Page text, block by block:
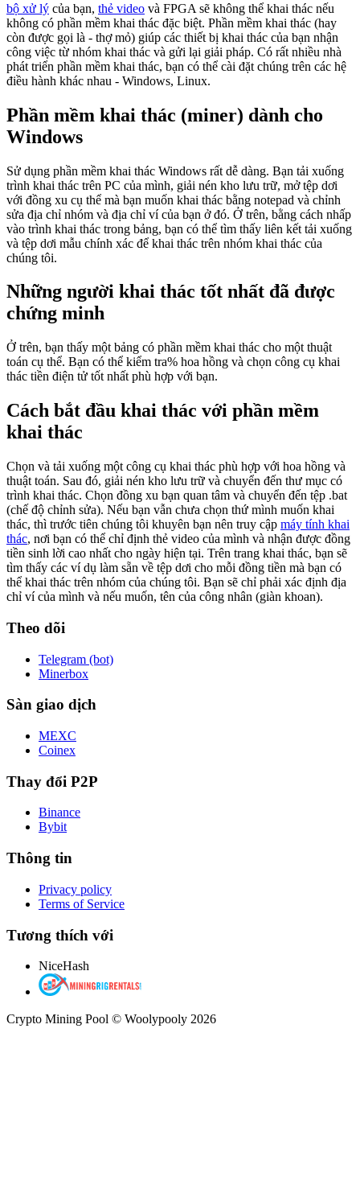
bộ xử lý của bạn, thẻ video và FPGA sẽ không thể khai thác nếu
không có phần mềm khai thác đặc biệt. Phần mềm khai thác (hay
còn được gọi là - thợ mỏ) giúp các thiết bị khai thác của bạn nhận
công việc từ nhóm khai thác và gửi lại giải pháp. Có rất nhiều nhà
phát triển phần mềm khai thác, bạn có thể cài đặt chúng trên các hệ
điều hành khác nhau - Windows, Linux.
Phần mềm khai thác (miner) dành cho
Windows
Sử dụng phần mềm khai thác Windows rất dễ dàng. Bạn tải xuống
trình khai thác trên PC của mình, giải nén kho lưu trữ, mở tệp dơi
với đồng xu cụ thể mà bạn muốn khai thác bằng notepad và chỉnh
sửa địa chỉ nhóm và địa chỉ ví của bạn ở đó. Ở trên, bằng cách nhấp
vào trình khai thác trong bảng, bạn có thể tìm thấy liên kết tải xuống
và tệp dơi mẫu chính xác để khai thác trên nhóm khai thác của
chúng tôi.
Những người khai thác tốt nhất đã được
chứng minh
Ở trên, bạn thấy một bảng có phần mềm khai thác cho một thuật
toán cụ thể. Bạn có thể kiểm tra% hoa hồng và chọn công cụ khai
thác tiền điện tử tốt nhất phù hợp với bạn.
Cách bắt đầu khai thác với phần mềm
khai thác
Chọn và tải xuống một công cụ khai thác phù hợp với hoa hồng và
thuật toán. Sau đó, giải nén kho lưu trữ và chuyển đến thư mục có
trình khai thác. Chọn đồng xu bạn quan tâm và chuyển đến tệp .bat
(chế độ chỉnh sửa). Nếu bạn vẫn chưa chọn thứ mình muốn khai
thác, thì trước tiên chúng tôi khuyên bạn nên truy cập máy tính khai
thác, nơi bạn có thể chỉ định thẻ video của mình và nhận được đồng
tiền sinh lời cao nhất cho ngày hiện tại. Trên trang khai thác, bạn sẽ
tìm thấy các ví dụ làm sẵn về tệp dơi cho mỗi đồng tiền mà bạn có
thể khai thác trên nhóm của chúng tôi. Bạn sẽ chỉ phải xác định địa
chỉ ví của mình và nếu muốn, tên của công nhân (giàn khoan).
Theo dõi
Telegram (bot)
Minerbox
Sàn giao dịch
MEXC
Coinex
Thay đổi P2P
Binance
Bybit
Thông tin
Privacy policy
Terms of Service
Tương thích với
NiceHash
Crypto Mining Pool © Woolypooly 2026